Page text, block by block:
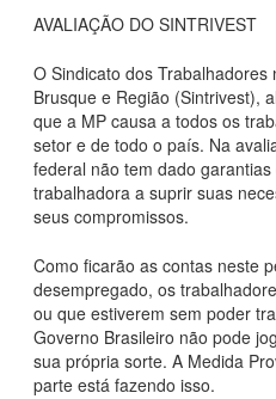
AVALIAÇÃO DO SINTRIVEST
O Sindicato dos
Brusque e Região (Sintrivest),
que a MP causa a todos os
setor e de todo o país. Na
federal não tem dado
trabalhadora a suprir suas
seus compromissos.
Como ficarão as contas neste
desempregado, os
ou que estiverem sem poder
Governo Brasileiro não pode
sua própria sorte. A Medida
parte está fazendo isso.